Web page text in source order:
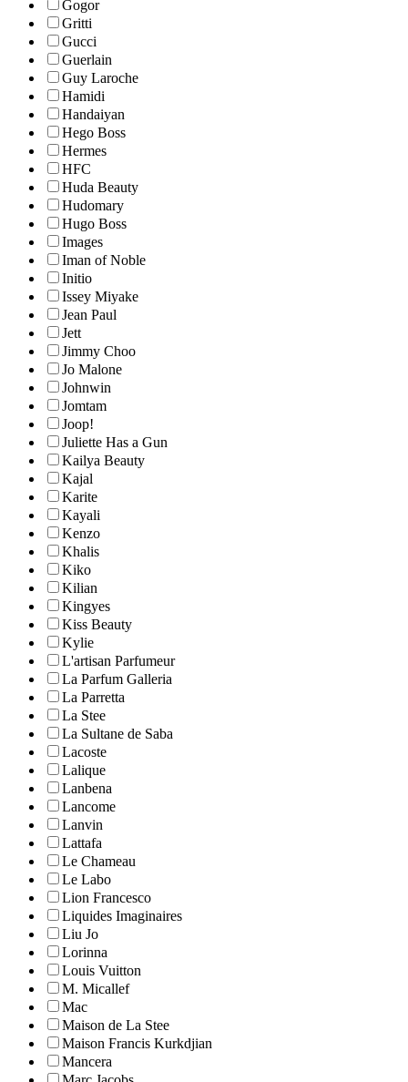
Gogor
Gritti
Gucci
Guerlain
Guy Laroche
Hamidi
Handaiyan
Hego Boss
Hermes
HFC
Huda Beauty
Hudomary
Hugo Boss
Images
Iman of Noble
Initio
Issey Miyake
Jean Paul
Jett
Jimmy Choo
Jo Malone
Johnwin
Jomtam
Joop!
Juliette Has a Gun
Kailya Beauty
Kajal
Karite
Kayali
Kenzo
Khalis
Kiko
Kilian
Kingyes
Kiss Beauty
Kylie
L'artisan Parfumeur
La Parfum Galleria
La Parretta
La Stee
La Sultane de Saba
Lacoste
Lalique
Lanbena
Lancome
Lanvin
Lattafa
Le Chameau
Le Labo
Lion Francesco
Liquides Imaginaires
Liu Jo
Lorinna
Louis Vuitton
M. Micallef
Mac
Maison de La Stee
Maison Francis Kurkdjian
Mancera